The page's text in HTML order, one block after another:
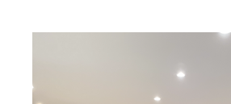
お知らせ